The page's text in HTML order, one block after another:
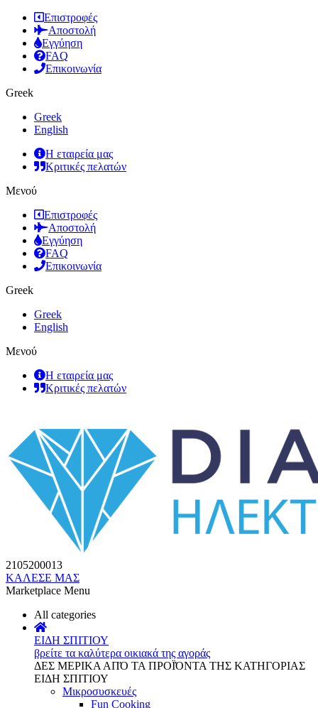
Επιστροφές
Αποστολή
Εγγύηση
FAQ
Επικοινωνία
Greek
Greek
English
Η εταιρεία μας
Κριτικές πελατών
Μενού
Επιστροφές
Αποστολή
Εγγύηση
FAQ
Επικοινωνία
Greek
Greek
English
Μενού
Η εταιρεία μας
Κριτικές πελατών
2105200013
ΚΑΛΕΣΕ ΜΑΣ
Marketplace Menu
All categories
ΕΙΔΗ ΣΠΙΤΙΟΥ
βρείτε τα καλύτερα οικιακά της αγοράς
ΔΕΣ ΜΕΡΙΚΑ ΑΠΌ ΤΑ ΠΡΟΪΌΝΤΑ ΤΗΣ ΚΑΤΗΓΟΡΙΑΣ
ΕΙΔΗ ΣΠΙΤΙΟΥ
Μικροσυσκευές
Fun Cooking